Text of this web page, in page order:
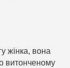
жінка, вона
витонченому